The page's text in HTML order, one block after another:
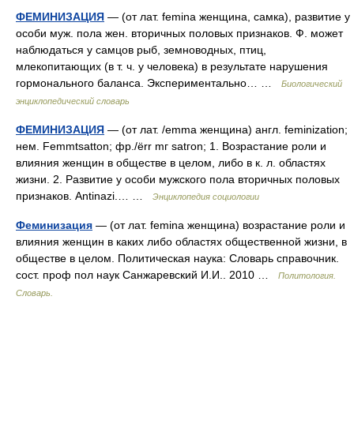
ФЕМИНИЗАЦИЯ — (от лат. femina женщина, самка), развитие у
особи муж. пола жен. вторичных половых признаков. Ф. может
наблюдаться у самцов рыб, земноводных, птиц,
млекопитающих (в т. ч. у человека) в результате нарушения
гормонального баланса. Экспериментально… …
Биологический
энциклопедический словарь
ФЕМИНИЗАЦИЯ — (от лат. /emma женщина) англ. feminization;
нем. Femmtsatton; фp./ёrr mг satгon; 1. Возрастание роли и
влияния женщин в обществе в целом, либо в к. л. областях
жизни. 2. Развитие у особи мужского пола вторичных половых
признаков. Antinazi.… …
Энциклопедия социологии
Феминизация — (от лат. femina женщина) возрастание роли и
влияния женщин в каких либо областях общественной жизни, в
обществе в целом. Политическая наука: Словарь справочник.
сост. проф пол наук Санжаревский И.И.. 2010 …
Политология.
Словарь.